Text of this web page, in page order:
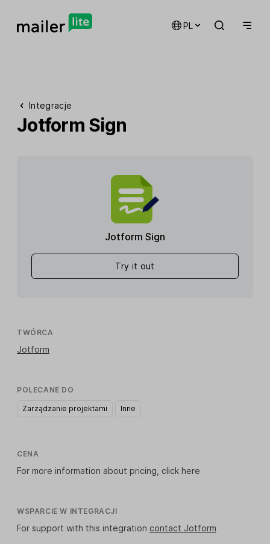
PL
Integracje
Jotform Sign
Jotform Sign
Try it out
TWÓRCA
Jotform
POLECANE DO
Zarządzanie projektami Inne
CENA
For more information about pricing, click here
WSPARCIE W INTEGRACJI
For support with this integration contact Jotform